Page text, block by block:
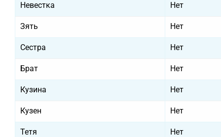
Невестка Нет
Зять Нет
Сестра Нет
Брат Нет
Кузина Нет
Кузен Нет
Тетя Нет